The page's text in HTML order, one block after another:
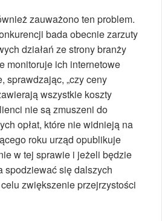
zauważono ten problem.
bada obecnie zarzuty
działań ze strony branży
monitoruje ich internetowe
sprawdzając, „czy ceny
wszystkie koszty
nie są zmuszeni do
opłat, które nie widnieją na
roku urząd opublikuje
w tej sprawie i jeżeli będzie
spodziewać się dalszych
zwiększenie przejrzystości